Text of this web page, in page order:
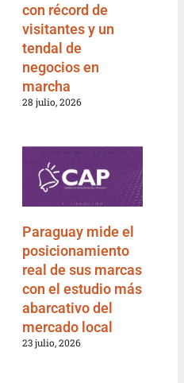
con récord de
visitantes y un
tendal de
negocios en
marcha
28 julio, 2026
Paraguay mide el
posicionamiento
real de sus marcas
con el estudio más
abarcativo del
mercado local
23 julio, 2026